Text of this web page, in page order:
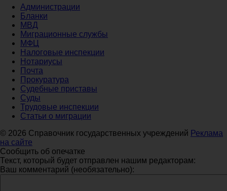
Администрации
Бланки
МВД
Миграционные службы
МФЦ
Налоговые инспекции
Нотариусы
Почта
Прокуратура
Судебные приставы
Суды
Трудовые инспекции
Статьи о миграции
© 2026 Справочник государственных учреждений Реклама
на сайте
Сообщить об опечатке
Текст, который будет отправлен нашим редакторам:
Ваш комментарий (необязательно):